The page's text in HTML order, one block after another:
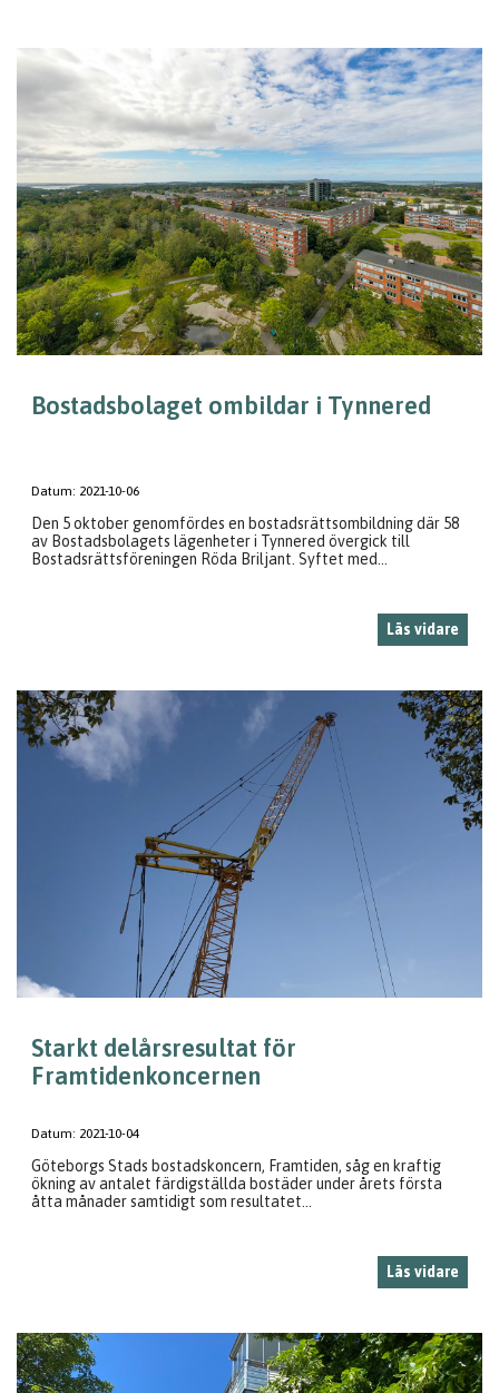
Bostadsbolaget ombildar i Tynnered
Datum: 2021-10-06
Den 5 oktober genomfördes en bostadsrättsombildning där 58
av Bostadsbolagets lägenheter i Tynnered övergick till
Bostadsrättsföreningen Röda Briljant. Syftet med...
Läs vidare
Starkt delårsresultat för
Framtidenkoncernen
Datum: 2021-10-04
Göteborgs Stads bostadskoncern, Framtiden, såg en kraftig
ökning av antalet färdigställda bostäder under årets första
åtta månader samtidigt som resultatet...
Läs vidare